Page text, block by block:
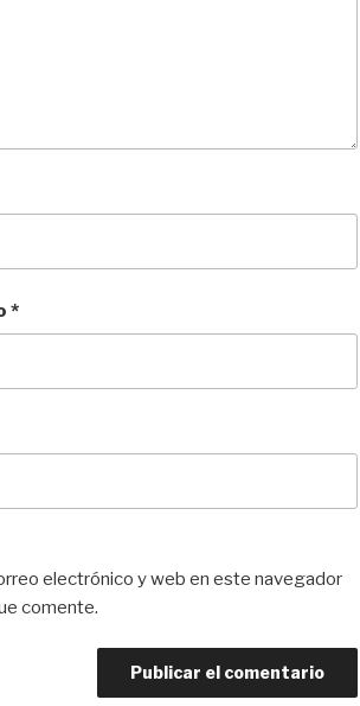
*
electrónico y web en este navegador
comente.